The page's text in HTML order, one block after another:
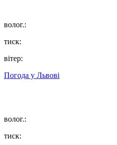
волог.:
тиск:
вітер:
Погода у Львові
волог.:
тиск: